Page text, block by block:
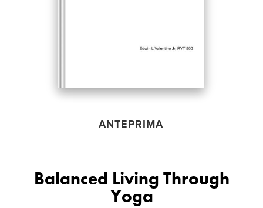
ANTEPRIMA
Balanced Living Through
Yoga